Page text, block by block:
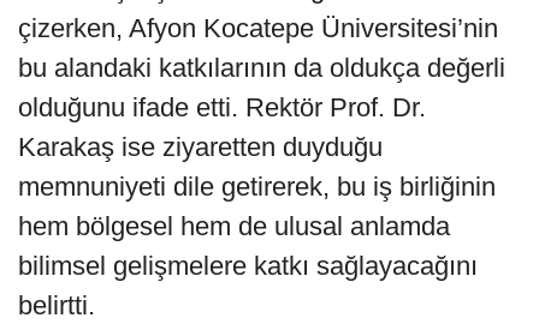
çizerken, Afyon Kocatepe Üniversitesi’nin
bu alandaki katkılarının da oldukça değerli
olduğunu ifade etti. Rektör Prof. Dr.
Karakaş ise ziyaretten duyduğu
memnuniyeti dile getirerek, bu iş birliğinin
hem bölgesel hem de ulusal anlamda
bilimsel gelişmelere katkı sağlayacağını
belirtti.